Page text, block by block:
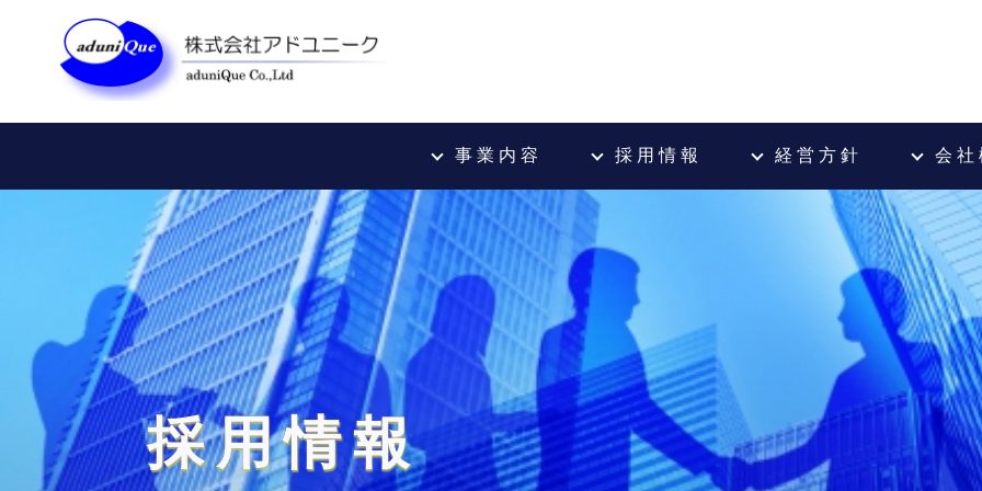
事 業 内 容 採 用 情 報 経 営 方 針 会 社
採用情報